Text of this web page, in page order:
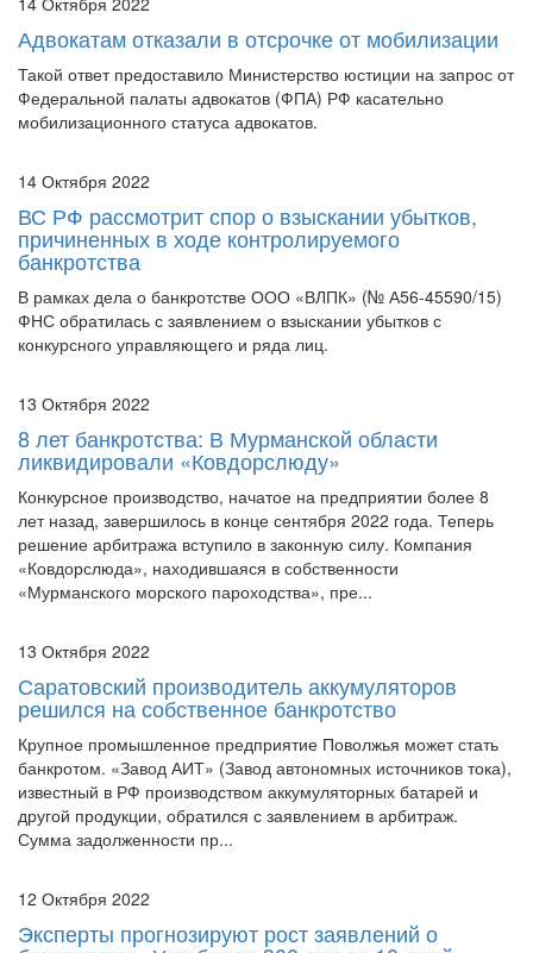
Адвокатам отказали в отсрочке от мобилизации
Такой ответ предоставило Министерство юстиции на запрос от
Федеральной палаты адвокатов (ФПА) РФ касательно
мобилизационного статуса адвокатов.
ВС РФ рассмотрит спор о взыскании убытков,
причиненных в ходе контролируемого
банкротства
В рамках дела о банкротстве ООО «ВЛПК» (№ А56-45590/15)
ФНС обратилась с заявлением о взыскании убытков с
конкурсного управляющего и ряда лиц.
8 лет банкротства: В Мурманской области
ликвидировали «Ковдорслюду»
Конкурсное производство, начатое на предприятии более 8
лет назад, завершилось в конце сентября 2022 года. Теперь
решение арбитража вступило в законную силу. Компания
«Ковдорслюда», находившаяся в собственности
«Мурманского морского пароходства», пре...
Саратовский производитель аккумуляторов
решился на собственное банкротство
Крупное промышленное предприятие Поволжья может стать
банкротом. «Завод АИТ» (Завод автономных источников тока),
известный в РФ производством аккумуляторных батарей и
другой продукции, обратился с заявлением в арбитраж.
Сумма задолженности пр...
Эксперты прогнозируют рост заявлений о
банкротстве. Уже более 300 дел за 10 дней